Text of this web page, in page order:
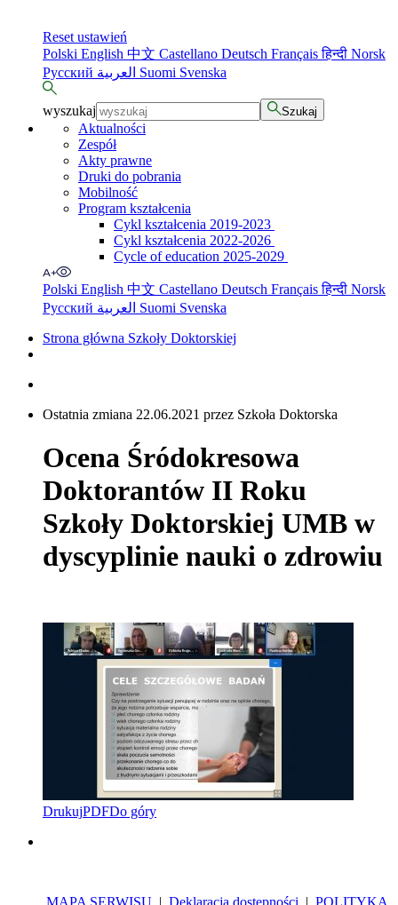
Reset ustawień
Polski English 中文 Castellano Deutsch Françaisहिन्दी Norsk
Русский
Suomi Svenska
wyszukaj Szukaj
Aktualności
Zespół
Akty prawne
Druki do pobrania
Mobilność
Program kształcenia
Cykl kształcenia 2019-2023
Cykl kształcenia 2022-2026
Cycle of education 2025-2029
Polski English 中文 Castellano Deutsch Françaisहिन्दी Norsk
Русский
Suomi Svenska
Strona główna Szkoły Doktorskiej
Ostatnia zmiana 22.06.2021 przez Szkoła Doktorska
Ocena Śródokresowa
Doktorantów II Roku
Szkoły Doktorskiej UMB w
dyscyplinie nauki o zdrowiu
DrukujPDFDo góry
MAPA SERWISU| Deklaracja dostępności | POLITYKA